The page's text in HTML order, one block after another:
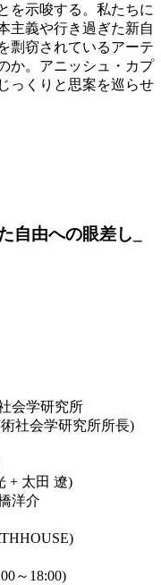
を示唆する。私たちに
主義や行き過ぎた新自
剽窃されているアーテ
か。アニッシュ・カプ
っくりと思案を巡らせ
自由への眼差し_
会学研究所
社会学研究所所長)
+ 太田 遼)
洋介
～18:00)